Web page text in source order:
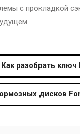
с прокладкой
Как разобрать
дисков